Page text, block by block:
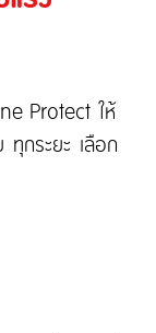
Protect ให้
กระยะ เลือก